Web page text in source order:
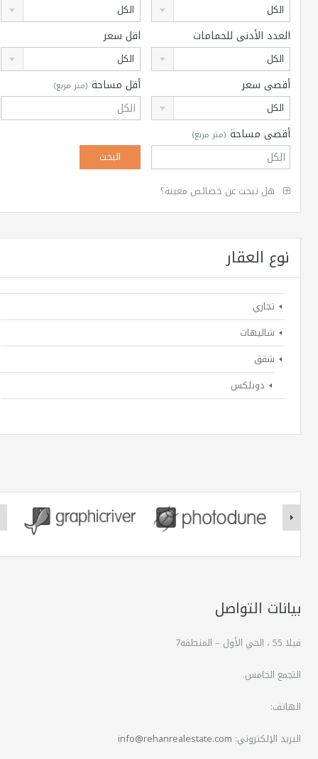
الكل الكل
العدد الأدنى للحمامات
الكل
اقل سعر
الكل
أقصى سعر
الكل
أقل مساحة(متر مربع)
أقصى مساحة(متر مربع)
هل تبحث عن خصائص معينة؟
نوع العقار
تجاري
شاليهات
شقق
دوبلكس
بيانات التواصل
فيلا 55 ، الحي الأول – المنطقه7
التجمع الخامس.
الهاتف:
البريد الإلكتروني:info@rehanrealestate.com